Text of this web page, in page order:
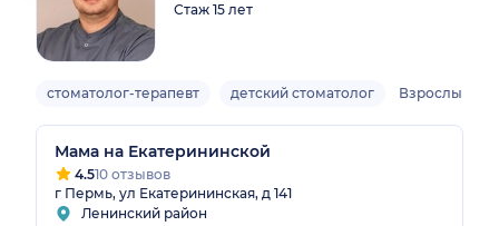
Стаж 15 лет
стоматолог-терапевт детский стоматолог Взрослый,
Мама на Екатерининской
4.510 отзывов
г Пермь, ул Екатерининская, д 141
Ленинский район